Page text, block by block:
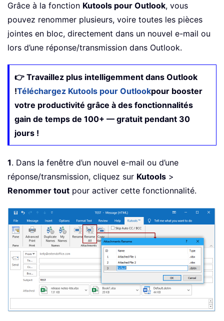
Grâce à la fonction Kutools pour Outlook, vous
pouvez renommer plusieurs, voire toutes les pièces
jointes en bloc, directement dans un nouvel e-mail ou
lors d’une réponse/transmission dans Outlook.
👉 Travaillez plus intelligemment dans Outlook
!Téléchargez Kutools pour Outlookpour booster
votre productivité grâce à des fonctionnalités
gain de temps de 100+ — gratuit pendant 30
jours !
1. Dans la fenêtre d’un nouvel e-mail ou d’une
réponse/transmission, cliquez sur Kutools >
Renommer tout pour activer cette fonctionnalité.